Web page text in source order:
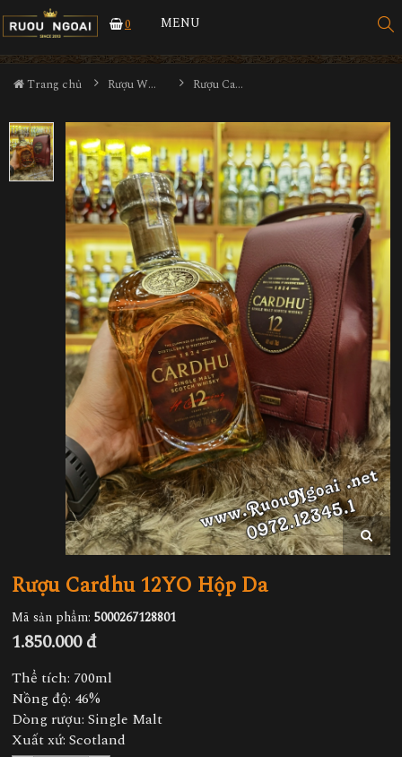
0 MENU
Trang chủ Rượu Whisky Rượu Cardhu 12YO Hộp Da
Rượu Cardhu 12YO Hộp Da
Mã sản phẩm: 5000267128801
1.850.000 đ
Thể tích: 700ml
Nồng độ: 46%
Dòng rượu: Single Malt
Xuất xứ: Scotland